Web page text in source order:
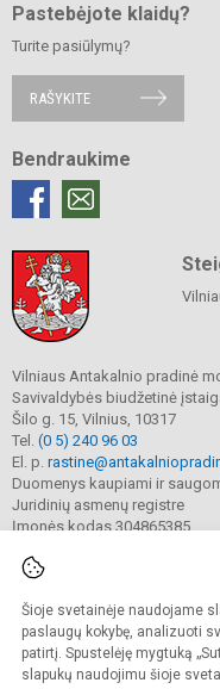
Šioje svetainėje naudojame
paslaugų kokybę, analizuoti
patirtį. Spustelėję mygtuką
slapukų naudojimu šioje
Pastebėjote klaidų?
Turite pasiūlymų?
RAŠYKITE
Bendraukime
Vilniaus Antakalnio pradinė
Savivaldybės biudžetinė
Šilo g. 15, Vilnius, 10317
Tel. (0 5) 240 96 03
El. p.
Duomenys kaupiami ir
Juridinių asmenų registre
Įmonės kodas 304865385
© 2023. Vilniaus
Kopijuoti turinį be
Prieinamumo